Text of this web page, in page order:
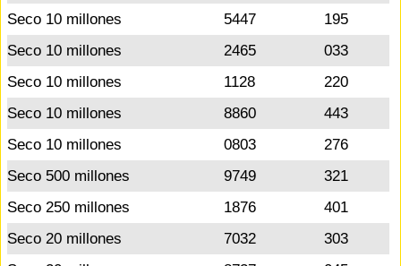
Seco 10 millones
5447
195
Seco 10 millones
2465
033
Seco 10 millones
1128
220
Seco 10 millones
8860
443
Seco 10 millones
0803
276
Seco 500 millones
9749
321
Seco 250 millones
1876
401
Seco 20 millones
7032
303